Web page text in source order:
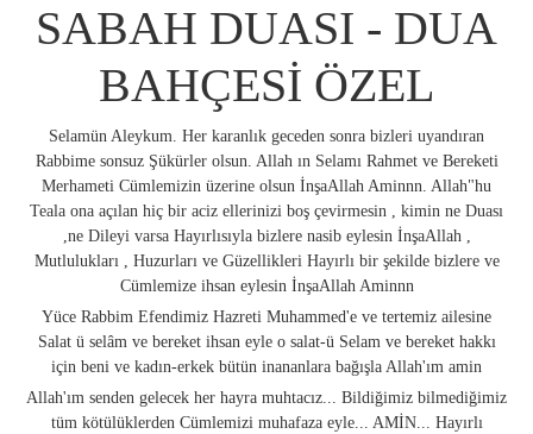
SABAH DUASI - DUA
BAHÇESİ ÖZEL
Selamün Aleykum. Her karanlık geceden sonra bizleri uyandıran
Rabbime sonsuz Şükürler olsun. Allah ın Selamı Rahmet ve Bereketi
Merhameti Cümlemizin üzerine olsun İnşaAllah Aminnn. Allah"hu
Teala ona açılan hiç bir aciz ellerinizi boş çevirmesin , kimin ne Duası
,ne Dileyi varsa Hayırlısıyla bizlere nasib eylesin İnşaAllah ,
Mutlulukları , Huzurları ve Güzellikleri Hayırlı bir şekilde bizlere ve
Cümlemize ihsan eylesin İnşaAllah Aminnn
Yüce Rabbim Efendimiz Hazreti Muhammed'e ve tertemiz ailesine
Salat ü selâm ve bereket ihsan eyle o salat-ü Selam ve bereket hakkı
için beni ve kadın-erkek bütün inananlara bağışla Allah'ım amin
Allah'ım senden gelecek her hayra muhtacız... Bildiğimiz bilmediğimiz
tüm kötülüklerden Cümlemizi muhafaza eyle... AMİN... Hayırlı